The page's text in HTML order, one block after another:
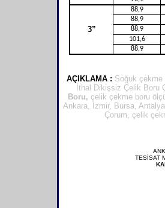
3”
88,9
88,9
88,9
101,6
88,9
AÇIKLAMA : Soğuk
İthal Dikişsiz Çelik
Boru, çelik çekme boru
Ankara, İzmir, Bursa,
Çorum, çelik
TESİSAT